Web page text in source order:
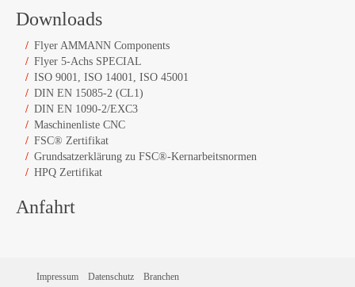
Downloads
Flyer AMMANN Components
Flyer 5-Achs SPECIAL
ISO 9001, ISO 14001, ISO 45001
DIN EN 15085-2 (CL1)
DIN EN 1090-2/EXC3
Maschinenliste CNC
FSC® Zertifikat
Grundsatzerklärung zu FSC®-Kernarbeitsnormen
HPQ Zertifikat
Anfahrt
Impressum Datenschutz Branchen